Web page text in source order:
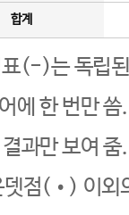
합계
(-)는 독립된
에 한 번만
과만 보여
뎃점(•) 이외